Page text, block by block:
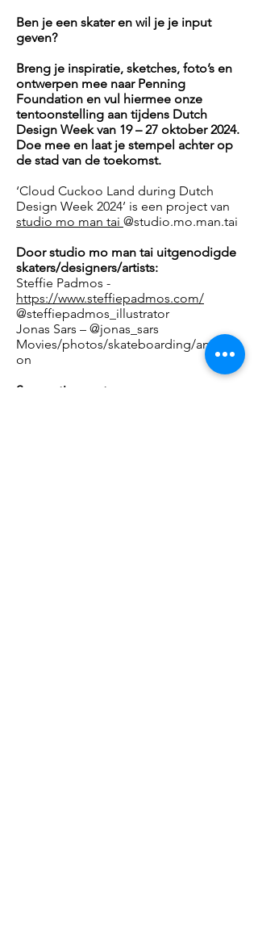
Ben je een skater en wil je je input
geven?
Breng je inspiratie, sketches, foto’s en
ontwerpen mee naar Penning
Foundation en vul hiermee onze
tentoonstelling aan tijdens Dutch
Design Week van 19 – 27 oktober 2024.
Doe mee en laat je stempel achter op
de stad van de toekomst.
‘Cloud Cuckoo Land during Dutch
Design Week 2024’ is een project van
studio mo man tai @studio.mo.man.tai
Door studio mo man tai uitgenodigde
skaters/designers/artists:
Steffie Padmos -
https://www.steffiepadmos.com/
@steffiepadmos_illustrator
Jonas Sars – @jonas_sars
Movies/photos/skateboarding/animati
on
Supporting partners: